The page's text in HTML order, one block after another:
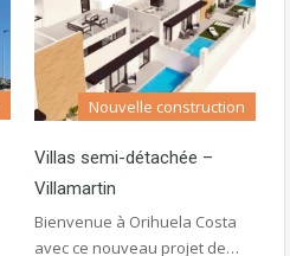
Nouvelle construction
Villas semi-détachée –
Villamartin
Bienvenue à Orihuela Costa
avec ce nouveau projet de…